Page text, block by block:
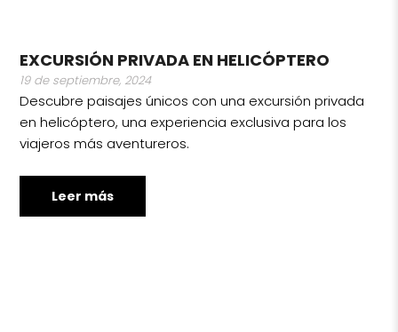
EXCURSIÓN PRIVADA EN HELICÓPTERO
19 de septiembre, 2024
Descubre paisajes únicos con una excursión privada
en helicóptero, una experiencia exclusiva para los
viajeros más aventureros.
Leer más